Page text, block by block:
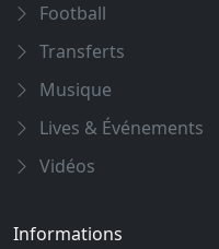
Football
Transferts
Musique
Lives & Événements
Vidéos
Informations